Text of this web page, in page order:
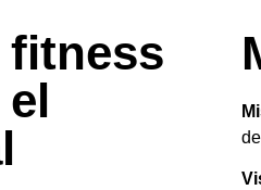
fitness